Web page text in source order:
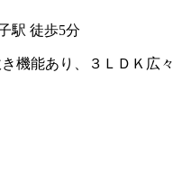
駅 徒歩5分
機能あり、３ＬＤＫ広々